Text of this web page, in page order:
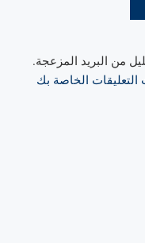
من البريد المزعجة.
التعليقات الخاصة بك